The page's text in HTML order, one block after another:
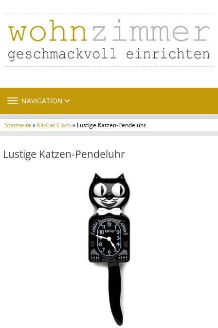
TOGGLE NAVIGATION
NAVIGATION
Startseite» Kit-Cat Clock» Lustige Katzen-Pendeluhr
Lustige Katzen-Pendeluhr